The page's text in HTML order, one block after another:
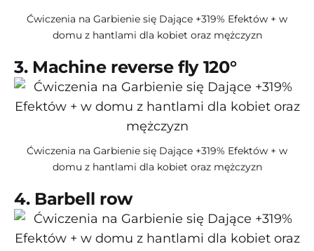
Ćwiczenia na Garbienie się Dające +319% Efektów + w
domu z hantlami dla kobiet oraz mężczyzn
3. Machine reverse fly 120°
Ćwiczenia na Garbienie się Dające +319% Efektów + w
domu z hantlami dla kobiet oraz mężczyzn
4. Barbell row